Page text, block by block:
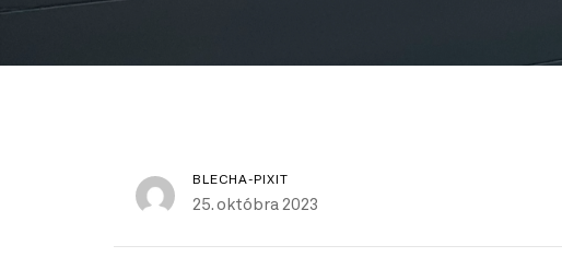
BLECHA-PIXIT
25. októbra 2023